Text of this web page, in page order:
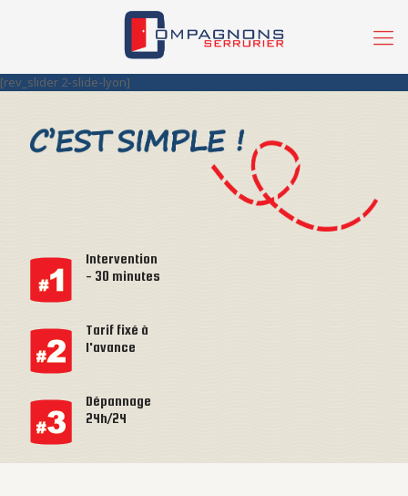
[rev_slider 2-slide-lyon]
Intervention
- 30 minutes
Tarif fixé à
l'avance
Dépannage
24h/24